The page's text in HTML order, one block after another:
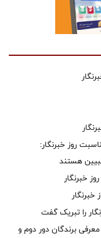
روز خبرنگار:
هستند
خبرنگار
خبرنگار
را تبریک گفت
برندگان دور دوم و